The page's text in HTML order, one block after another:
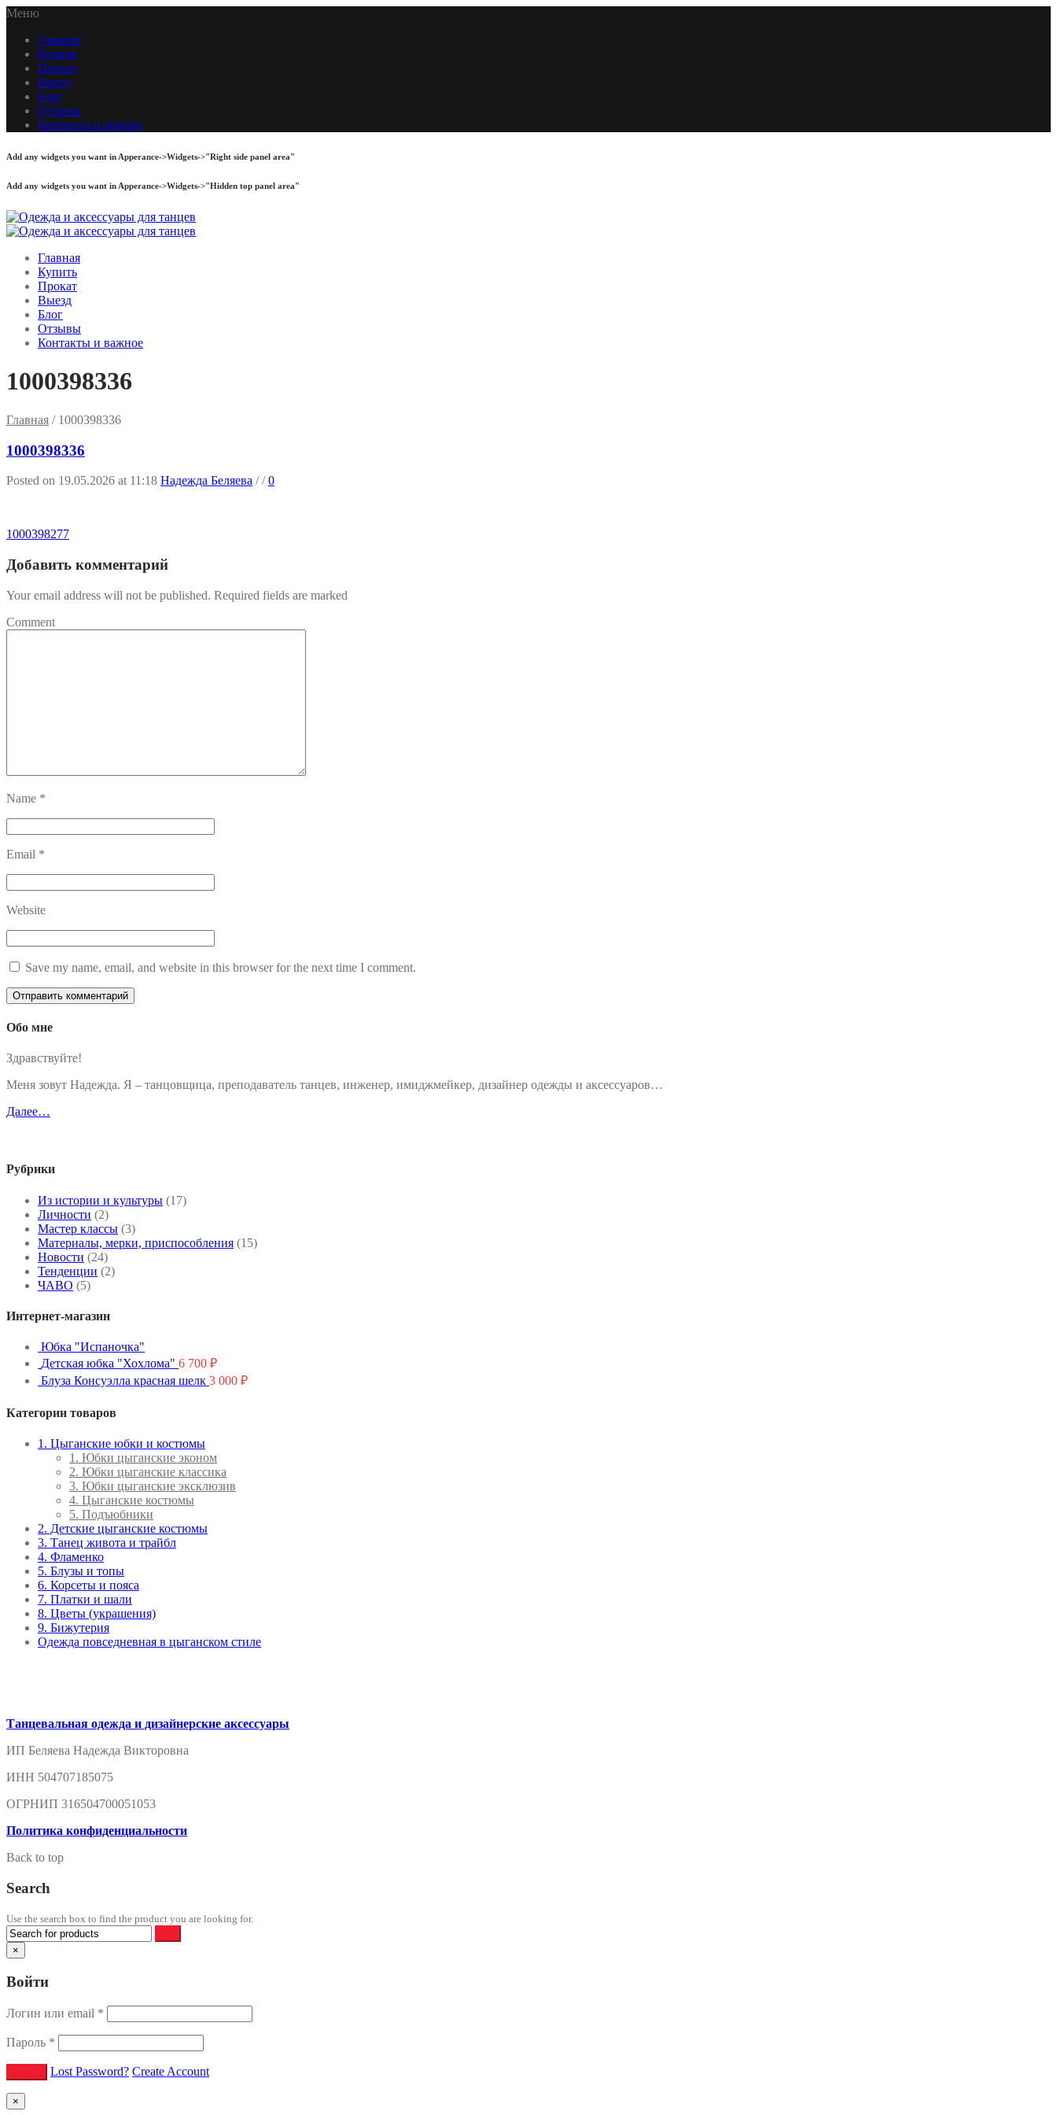
Меню
Главная
Купить
Прокат
Выезд
Блог
Отзывы
Контакты и важное
Add any widgets you want in Apperance->Widgets->"Right side panel area"
Add any widgets you want in Apperance->Widgets->"Hidden top panel area"
Главная
Купить
Прокат
Выезд
Блог
Отзывы
Контакты и важное
1000398336
Главная / 1000398336
1000398336
Posted on 19.05.2026 at 11:18 Надежда Беляева //0
1000398277
Добавить комментарий
Your email address will not be published. Required fields are marked
Comment
Name *
Email *
Website
Save my name, email, and website in this browser for the next time I comment.
Обо мне
Здравствуйте!
Меня зовут Надежда. Я – танцовщица, преподаватель танцев, инженер, имиджмейкер, дизайнер одежды и аксессуаров…
Далее…
Рубрики
Из истории и культуры (17)
Личности (2)
Мастер классы (3)
Материалы, мерки, приспособления (15)
Новости (24)
Тенденции (2)
ЧАВО (5)
Интернет-магазин
Юбка "Испаночка"
Детская юбка "Хохлома" 6 700 ₽
Блуза Консуэлла красная шелк 3 000 ₽
Категории товаров
1. Цыганские юбки и костюмы
1. Юбки цыганские эконом
2. Юбки цыганские классика
3. Юбки цыганские эксклюзив
4. Цыганские костюмы
5. Подъюбники
2. Детские цыганские костюмы
3. Танец живота и трайбл
4. Фламенко
5. Блузы и топы
6. Корсеты и пояса
7. Платки и шали
8. Цветы (украшения)
9. Бижутерия
Одежда повседневная в цыганском стиле
Танцевальная одежда и дизайнерские аксессуары
ИП Беляева Надежда Викторовна
ИНН 504707185075
ОГРНИП 316504700051053
Политика конфиденциальности
Back to top
Search
Use the search box to find the product you are looking for.
×
Войти
Логин или email *
Пароль *
Lost Password? Create Account
×